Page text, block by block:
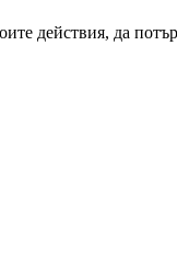
действия, да